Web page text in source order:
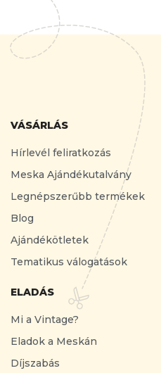
VÁSÁRLÁS
Hírlevél feliratkozás
Meska Ajándékutalvány
Legnépszerűbb termékek
Blog
Ajándékötletek
Tematikus válogatások
ELADÁS
Mi a Vintage?
Eladok a Meskán
Díjszabás